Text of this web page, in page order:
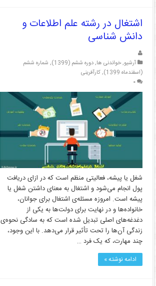
اشتغال در رشته علم اطلاعات و
دانش شناسی
آرشیو,خواندنی ها,دوره ششم (1399) , شماره ششم
(اسفندماه 1399)
,کارآفرینی
۰
شغل یا پیشه، فعالیتی منظم است که در ازای دریافت
پول انجام می‌شود و اشتغال به معنای داشتن شغل یا
پیشه است. امروزه مسئله‌ی اشتغال برای جوانان،
خانواده‌ها و در نهایت برای دولت‌ها به یکی از
دغدغه‌های اصلی تبدیل شده است که به سادگی نحوه‌ی
زندگی آن‌ها را تحت تأثیر قرار می‌دهد. با این وجود،
چند مهارت، که یک فرد …
ادامه نوشته »